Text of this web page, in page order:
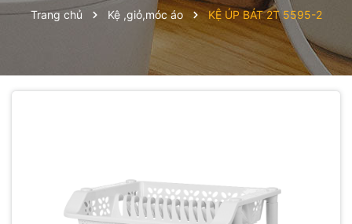
Trang chủ Kệ ,giỏ,móc áo KỆ ÚP BÁT 2T 5595-2